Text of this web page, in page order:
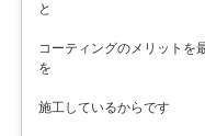
と
コーティングのメリットを
を
施工しているからです